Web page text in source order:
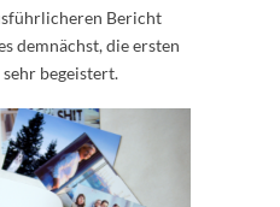
Bericht
demnächst, die ersten
begeistert.